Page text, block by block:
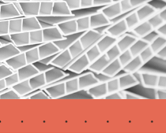
Portas Automáticas